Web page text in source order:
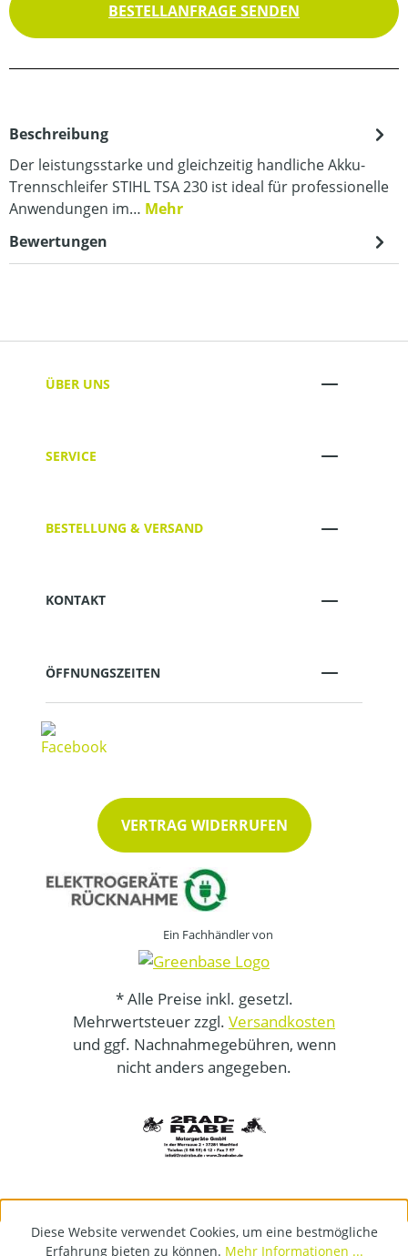
BESTELLANFRAGE SENDEN
Beschreibung
Der leistungsstarke und gleichzeitig handliche Akku-
Trennschleifer STIHL TSA 230 ist ideal für professionelle
Anwendungen im… Mehr
Bewertungen
ÜBER UNS
SERVICE
BESTELLUNG & VERSAND
KONTAKT
ÖFFNUNGSZEITEN
VERTRAG WIDERRUFEN
Ein Fachhändler von
* Alle Preise inkl. gesetzl.
Mehrwertsteuer zzgl. Versandkosten
und ggf. Nachnahmegebühren, wenn
nicht anders angegeben.
Diese Website verwendet Cookies, um eine bestmögliche
Erfahrung bieten zu können. Mehr Informationen ...